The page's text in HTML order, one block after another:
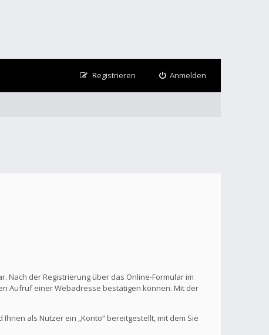
Anmelden
Registrieren
Nach der Registrierung über das Online-Formular im
Aufruf einer Webadresse bestätigen können. Mit der
als Nutzer ein „Konto“ bereitgestellt, mit dem Sie